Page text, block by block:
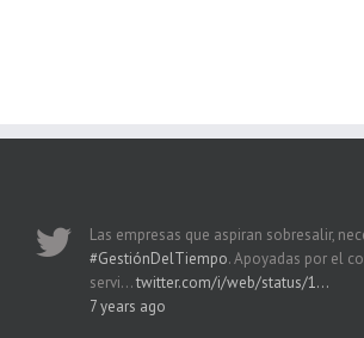
Las empresas que aspiran sobresalir,
#GestiónDelTiempo. Apoyadas por el
servi…twitter.com/i/web/status/1…
7 years ago